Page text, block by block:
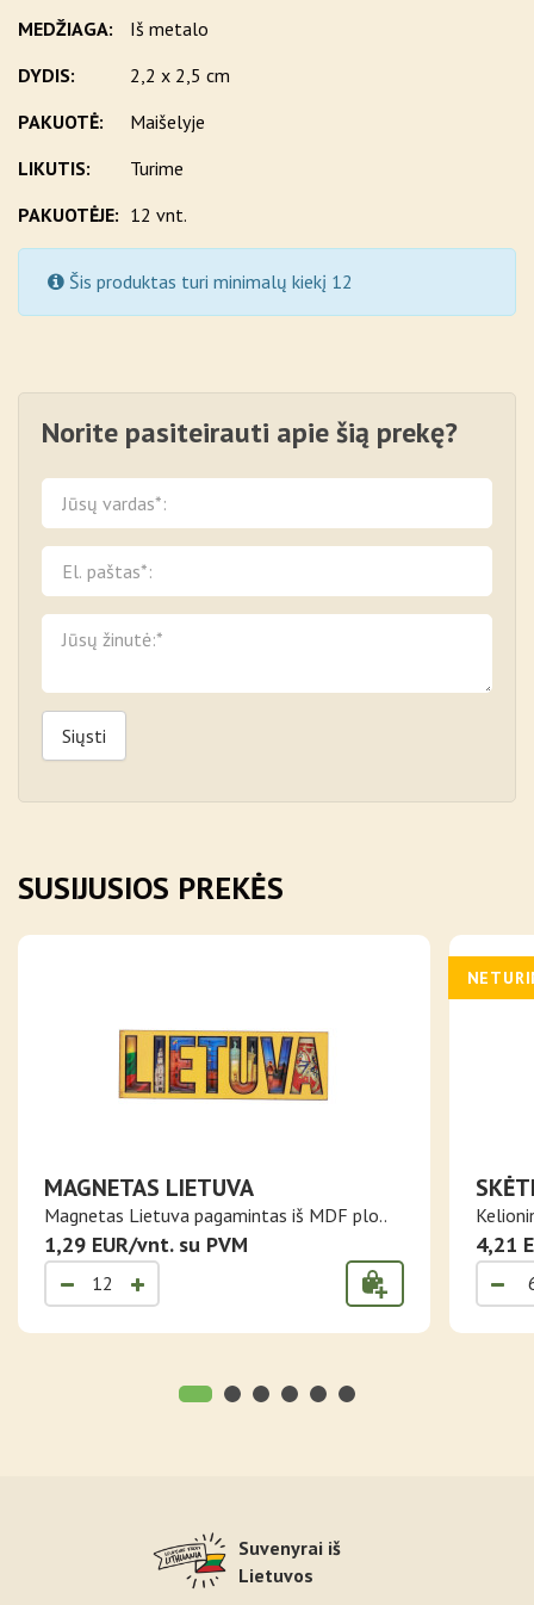
MEDŽIAGA:
Iš metalo
DYDIS:
2,2 x 2,5 cm
PAKUOTĖ:
Maišelyje
LIKUTIS:
Turime
PAKUOTĖJE: 12 vnt.
Šis produktas turi minimalų kiekį 12
Norite pasiteirauti apie šią prekę?
Siųsti
SUSIJUSIOS PREKĖS
MAGNETAS LIETUVA
Magnetas Lietuva pagamintas iš MDF plo..
1,29 EUR/vnt. su PVM 4,21
Suvenyrai iš
Lietuvos